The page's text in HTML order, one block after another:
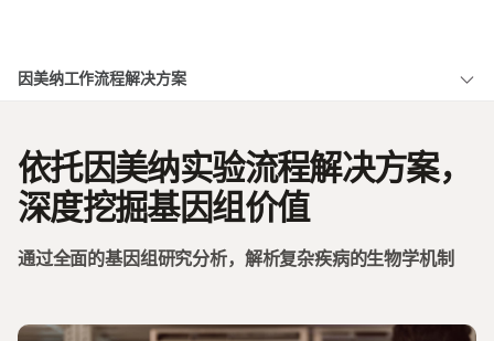
解决方案
公司
支持
因美纳工作流程解决方案
肿瘤学研究解决方案
遗传病研究解决方案
依托因美纳实验流程解决方案，
深度挖掘基因组价值
通过全面的基因组研究分析，解析复杂疾病的生物学机制
查看更多相关内容。选择您感兴趣的领域:
微生物学
农业基因组学
复杂疾病
生殖健康
遗传病和罕见病